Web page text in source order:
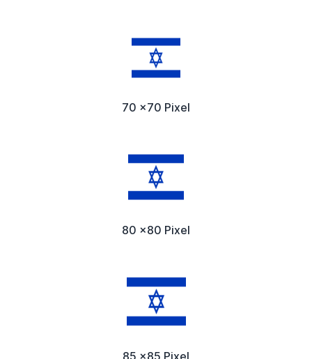
70 x70 Pixel
80 x80 Pixel